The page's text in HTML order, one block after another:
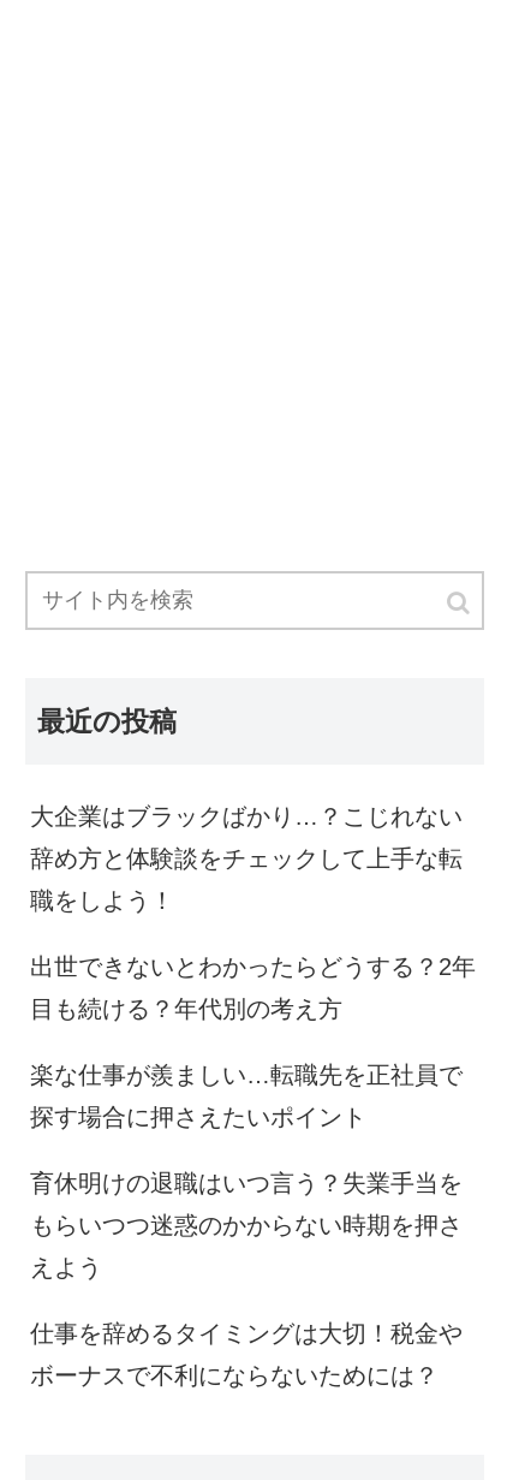
最近の投稿
大企業はブラックばかり…？こじれない
辞め方と体験談をチェックして上手な転
職をしよう！
出世できないとわかったらどうする？2年
目も続ける？年代別の考え方
楽な仕事が羨ましい…転職先を正社員で
探す場合に押さえたいポイント
育休明けの退職はいつ言う？失業手当を
もらいつつ迷惑のかからない時期を押さ
えよう
仕事を辞めるタイミングは大切！税金や
ボーナスで不利にならないためには？